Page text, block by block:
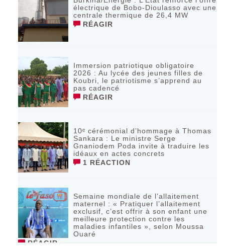
électrique de Bobo-Dioulasso avec une
centrale thermique de 26,4 MW
RÉAGIR
Immersion patriotique obligatoire
2026 : Au lycée des jeunes filles de
Koubri, le patriotisme s’apprend au
pas cadencé
RÉAGIR
10ᵉ cérémonial d’hommage à Thomas
Sankara : Le ministre Serge
Gnaniodem Poda invite à traduire les
idéaux en actes concrets
1 RÉACTION
Semaine mondiale de l’allaitement
maternel : « Pratiquer l’allaitement
exclusif, c’est offrir à son enfant une
meilleure protection contre les
maladies infantiles », selon Moussa
Ouaré
RÉAGIR